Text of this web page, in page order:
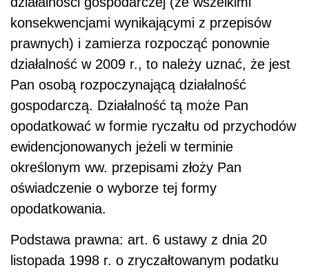
konsekwencjami wynikającymi z przepisów
prawnych) i zamierza rozpocząć ponownie
działalność w 2009 r., to należy uznać, że jest
Pan osobą rozpoczynającą działalność
gospodarczą. Działalność tą może Pan
opodatkować w formie ryczałtu od przychodów
ewidencjonowanych jeżeli w terminie
określonym ww. przepisami złoży Pan
oświadczenie o wyborze tej formy
opodatkowania.
Podstawa prawna: art. 6 ustawy z dnia 20
listopada 1998 r. o zryczałtowanym podatku